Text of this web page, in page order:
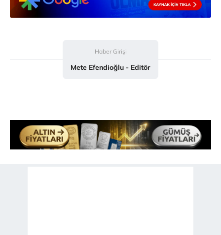
Haber Girişi
Mete Efendioğlu - Editör